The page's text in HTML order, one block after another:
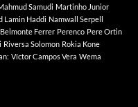
Samudi Martinho Junior
Lamin Haddi Namwall Serpell
Ferrer Perenco Pere Ortin
Riversa Solomon Rokia Kone
Víctor Campos Vera Wema